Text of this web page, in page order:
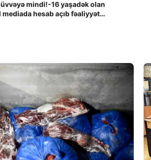
mindi!-16 yaşadək olan
hesab açıb fəaliyyət